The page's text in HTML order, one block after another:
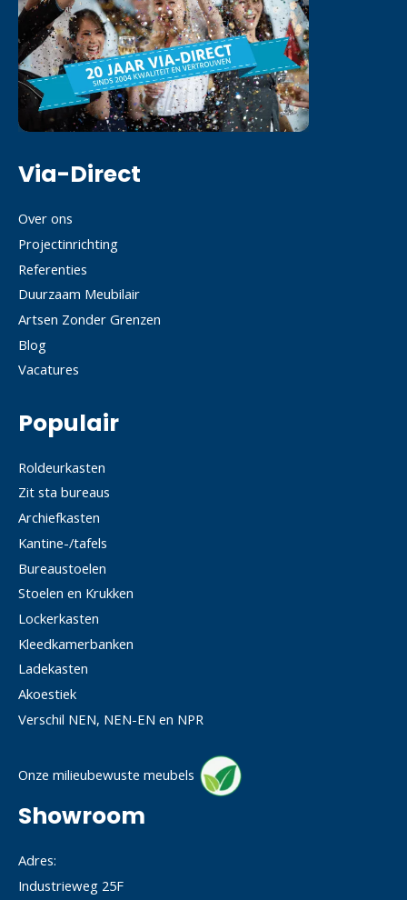
Via-Direct
Over ons
Projectinrichting
Referenties
Duurzaam Meubilair
Artsen Zonder Grenzen
Blog
Vacatures
Populair
Roldeurkasten
Zit sta bureaus
Archiefkasten
Kantine-/tafels
Bureaustoelen
Stoelen en Krukken
Lockerkasten
Kleedkamerbanken
Ladekasten
Akoestiek
Verschil NEN, NEN-EN en NPR
Onze milieubewuste meubels
Showroom
Adres:
Industrieweg 25F